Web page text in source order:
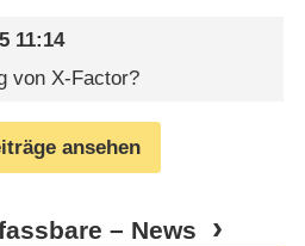
11:14
von X-Factor?
ansehen
– News